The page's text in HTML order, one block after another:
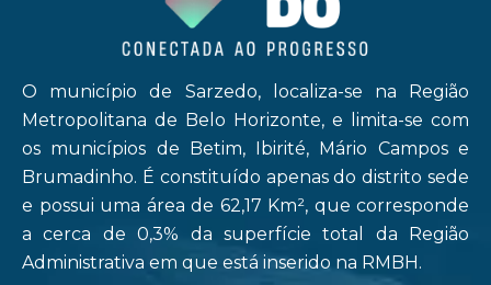
O município de Sarzedo, localiza-se na Região
Metropolitana de Belo Horizonte, e limita-se com
os municípios de Betim, Ibirité, Mário Campos e
Brumadinho. É constituído apenas do distrito sede
e possui uma área de 62,17 Km², que corresponde
a cerca de 0,3% da superfície total da Região
Administrativa em que está inserido na RMBH.